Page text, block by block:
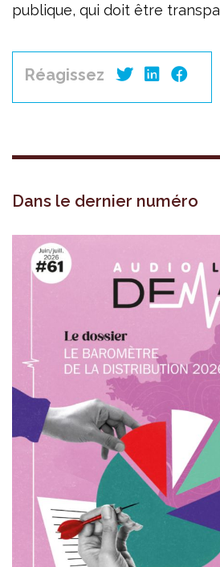
publique, qui doit être
Réagissez
Dans le dernier numéro